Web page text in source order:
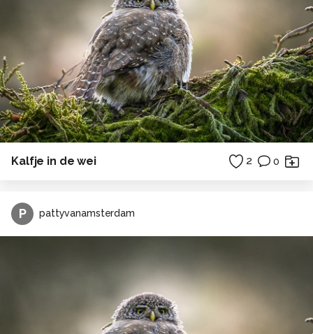
Kalfje in de wei 2 0
P pattyvanamsterdam